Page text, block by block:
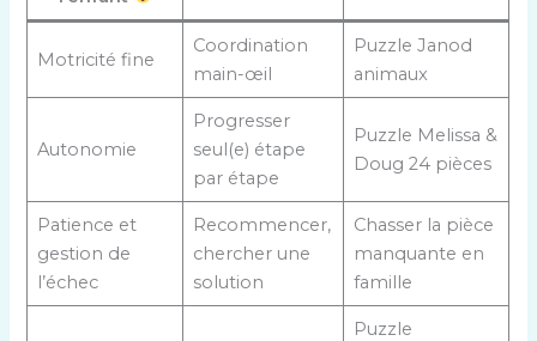
Motricité fine
Coordination
main-œil
Puzzle Janod
animaux
Autonomie
Progresser
seul(e) étape
par étape
Puzzle Melissa &
Doug 24 pièces
Patience et
gestion de
l’échec
Recommencer,
chercher une
solution
Chasser la pièce
manquante en
famille
Puzzle